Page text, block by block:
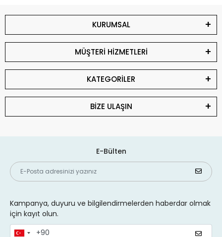
KURUMSAL
MÜŞTERİ HİZMETLERİ
KATEGORİLER
BİZE ULAŞIN
E-Bülten
Kampanya, duyuru ve bilgilendirmelerden haberdar olmak
için kayıt olun.